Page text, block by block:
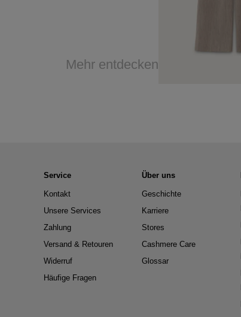
Mehr entdecken
Service
Kontakt
Unsere Services
Zahlung
Versand & Retouren
Widerruf
Häufige Fragen
Über uns
Geschichte
Karriere
Stores
Cashmere Care
Glossar